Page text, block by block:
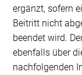
ergänzt, sofern
Beitritt nicht
beendet wird.
ebenfalls über
nachfolgenden